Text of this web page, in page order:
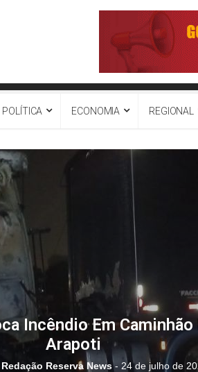
POLÍTICA ECONOMIA REGIONAL
Incêndio Em Caminhão
Arapoti
Redação Reserva News - 24 de julho de